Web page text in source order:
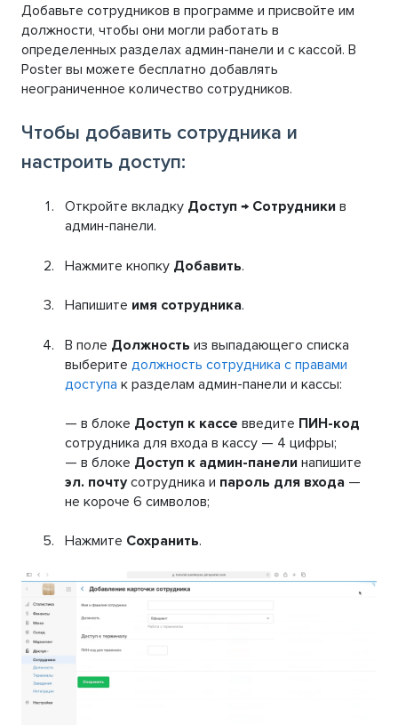
Добавьте сотрудников в программе и присвойте им
должности, чтобы они могли работать в
определенных разделах админ-панели и с кассой. В
Poster вы можете бесплатно добавлять
неограниченное количество сотрудников.
Чтобы добавить сотрудника и
настроить доступ:
Откройте вкладку Доступ → Сотрудники в
админ-панели.
Нажмите кнопку Добавить.
Напишите имя сотрудника.
В поле Должность из выпадающего списка
выберите должность сотрудника с правами
доступа к разделам админ-панели и кассы:
— в блоке Доступ к кассе введите ПИН-код
сотрудника для входа в кассу — 4 цифры;
— в блоке Доступ к админ-панели напишите
эл. почтусотрудника и пароль для входа —
не короче 6 символов;
Нажмите Сохранить.